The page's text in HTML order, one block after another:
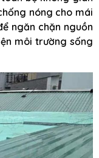
nóng cho mái
ngăn chặn nguồn
môi trường sống